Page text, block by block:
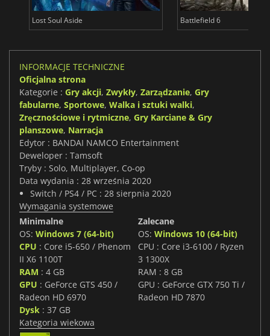
Lost Soul Aside Battlefield 6
INFORMACJE TECHNICZNE
Oficjalna strona
Kategorie : Gry akcji, Zwykły, Zarządzanie, Gry
fabularne, Sportowe, Walka i sztuki walki,
Zręcznościowe i rytmiczne, Gry Karciane & Gry
planszowe, Narracja
Edytor : BANDAI NAMCO Entertainment
Deweloper : Tamsoft
Tryby : Solo, Multiplayer, Co-op
Data wydania : 28 września 2020
Switch / PS4 / PC : 28 sierpnia 2020
Wymagania systemowe
Minimalne
OS: Windows 7 (64-bit)
CPU : Core i5-650 / Phenom
II X6 1100T
RAM : 4 GB
GPU : GeForce GTS 450 /
Radeon HD 6970
Dysk : 37 GB
Zalecane
OS: Windows 10 (64-bit)
CPU : Core i3-6100 / Ryzen
3 1300X
RAM : 8 GB
GPU : GeForce GTX 750 Ti /
Radeon HD 7870
Kategoria wiekowa